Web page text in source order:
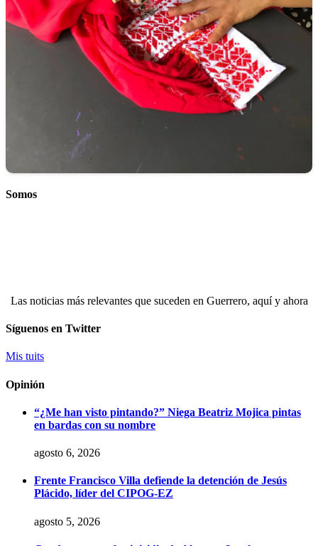
Somos
Las noticias más relevantes que suceden en Guerrero, aquí y ahora
Síguenos en Twitter
Mis tuits
Opinión
“¿Me han visto pintando?” Niega Beatriz Mojica pintas
en bardas con su nombre
agosto 6, 2026
Frente Francisco Villa defiende la detención de Jesús
Plácido, líder del CIPOG-EZ
agosto 5, 2026